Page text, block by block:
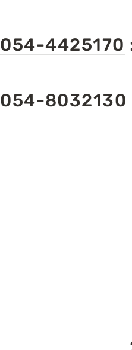
054-4425170
054-8032130